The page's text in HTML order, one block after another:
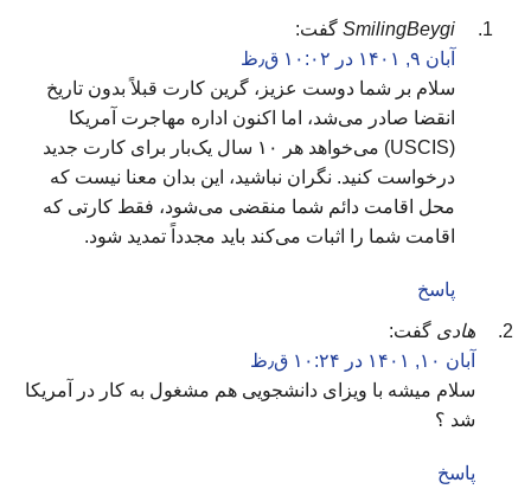
SmilingBeygi گفت:
آبان ۹, ۱۴۰۱ در ۱۰:۰۲ ق٫ظ
سلام بر شما دوست عزیز، گرین کارت قبلاً بدون تاریخ
انقضا صادر می‌شد، اما اکنون اداره مهاجرت آمریکا
(USCIS) می‌خواهد هر ۱۰ سال یک‌بار برای کارت جدید
درخواست کنید. نگران نباشید، این بدان معنا نیست که
محل اقامت دائم شما منقضی می‌شود، فقط کارتی که
اقامت شما را اثبات می‌کند باید مجدداً تمدید شود.
پاسخ
هادی گفت:
آبان ۱۰, ۱۴۰۱ در ۱۰:۲۴ ق٫ظ
سلام میشه با ویزای دانشجویی هم مشغول به کار در آمریکا
شد ؟
پاسخ